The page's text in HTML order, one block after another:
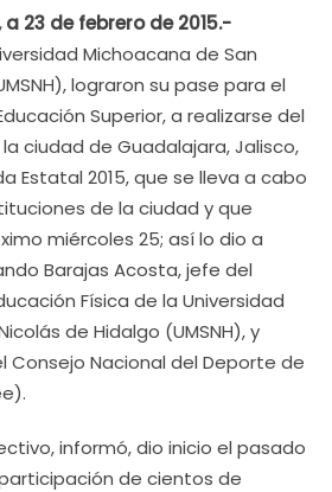
23 de febrero de 2015.-
Michoacana de San
lograron su pase para el
Superior, a realizarse del
ciudad de Guadalajara, Jalisco,
Estatal 2015, que se lleva a cabo
de la ciudad y que
miércoles 25; así lo dio a
Barajas Acosta, jefe del
Física de la Universidad
de Hidalgo (UMSNH), y
Nacional del Deporte de
informó, dio inicio el pasado
de cientos de